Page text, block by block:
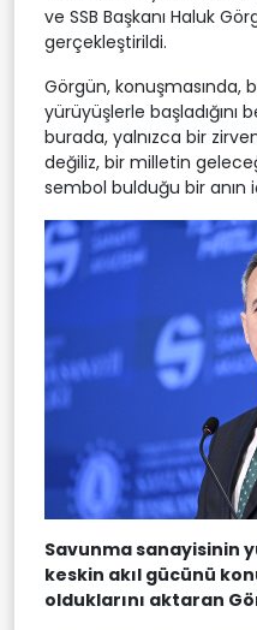
ve SSB Başkanı Haluk
gerçekleştirildi.
Görgün, konuşmasında,
yürüyüşlerle başladığını
burada, yalnızca bir
değiliz, bir milletin
sembol bulduğu bir anın
Savunma sanayisinin
keskin akıl gücünü
olduklarını aktaran